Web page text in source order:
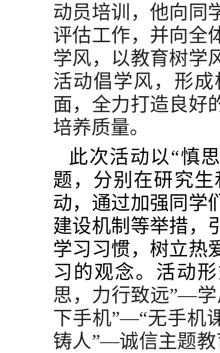
动员培训，他向同
评估工作，并向全
学风，以教育树学
活动倡学风，形
面，全力打造良好
培养质量。
此次活动以“慎
题，分别在研究
动，通过加强同学
建设机制等举措，
学习习惯，树立热
习的观念。活动
思，力行致远”—
下手机”—“无手机
铸人”—诚信主题教